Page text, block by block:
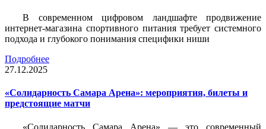
В современном цифровом ландшафте продвижение
интернет-магазина спортивного питания требует системного
подхода и глубокого понимания специфики ниши
Подробнее
27.12.2025
«Солидарность Самара Арена»: мероприятия, билеты и
предстоящие матчи
«Солидарность Самара Арена» — это современный